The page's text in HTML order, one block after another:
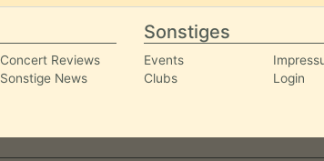
Concert Reviews
Sonstige News
Sonstiges
Events
Clubs
Login